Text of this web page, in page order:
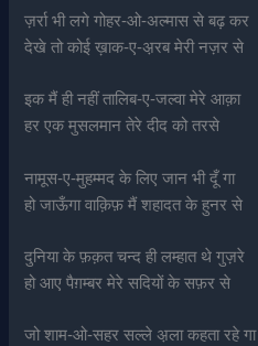
ज़र्रा भी लगे गोहर-ओ-अल्मास से बढ़ कर
देखे तो कोई ख़ाक-ए-अ़रब मेरी नज़र से
इक मैं ही नहीं तालिब-ए-जल्वा मेरे आक़ा
हर एक मुसलमान तेरे दीद को तरसे
नामूस-ए-मुहम्मद के लिए जान भी दूँ गा
हो जाऊँगा वाक़िफ़ मैं शहादत के हुनर से
दुनिया के फ़क़त चन्द ही लम्हात थे गुज़रे
हो आए पैग़म्बर मेरे सदियों के सफ़र से
जो शाम-ओ-सहर सल्ले अ़ला कहता रहे गा